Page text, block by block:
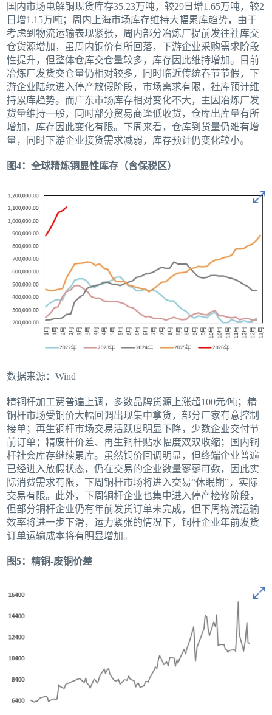
国内市场电解铜现货库存35.23万吨，较29日增1.65万吨，较2
日增1.15万吨；周内上海市场库存维持大幅累库趋势，由于
考虑到物流运输表现紧张，周内部分冶炼厂提前发往社库交
仓货源增加，虽周内铜价有所回落，下游企业采购需求阶段
性提升，但整体仓库交仓量较多，库存因此维持增加。目前
冶炼厂发货交仓量仍相对较多，同时临近传统春节节假，下
游企业陆续进入停产放假阶段，市场需求有限，社库预计维
持累库趋势。而广东市场库存相对变化不大，主因冶炼厂发
货量维持一般，同时部分贸易商逢低收货，仓库出库量有所
增加，库存因此变化有限。下周来看，仓库到货量仍难有增
量，同时下游企业接货需求减弱，库存预计仍变化较小。
图4：全球精炼铜显性库存（含保税区）
数据来源：Wind
精铜杆加工费普遍上调，多数品牌货源上涨超100元/吨；精
铜杆市场受铜价大幅回调出现集中拿货，部分厂家有意控制
接单；再生铜杆市场交易活跃度明显下降，少数企业交付节
前订单；精废杆价差、再生铜杆贴水幅度双双收缩；国内铜
杆社会库存继续累库。虽然铜价回调明显，但终端企业普遍
已经进入放假状态，仍在交易的企业数量寥寥可数，因此实
际消费需求有限，下周铜杆市场将进入交易“休眠期”，实际
交易有限。此外，下周铜杆企业也集中进入停产检修阶段，
但部分铜杆企业仍有年前发货订单未完成，但下周物流运输
效率将进一步下滑，运力紧张的情况下，铜杆企业年前发货
订单运输成本将有明显增加。
图5：精铜-废铜价差